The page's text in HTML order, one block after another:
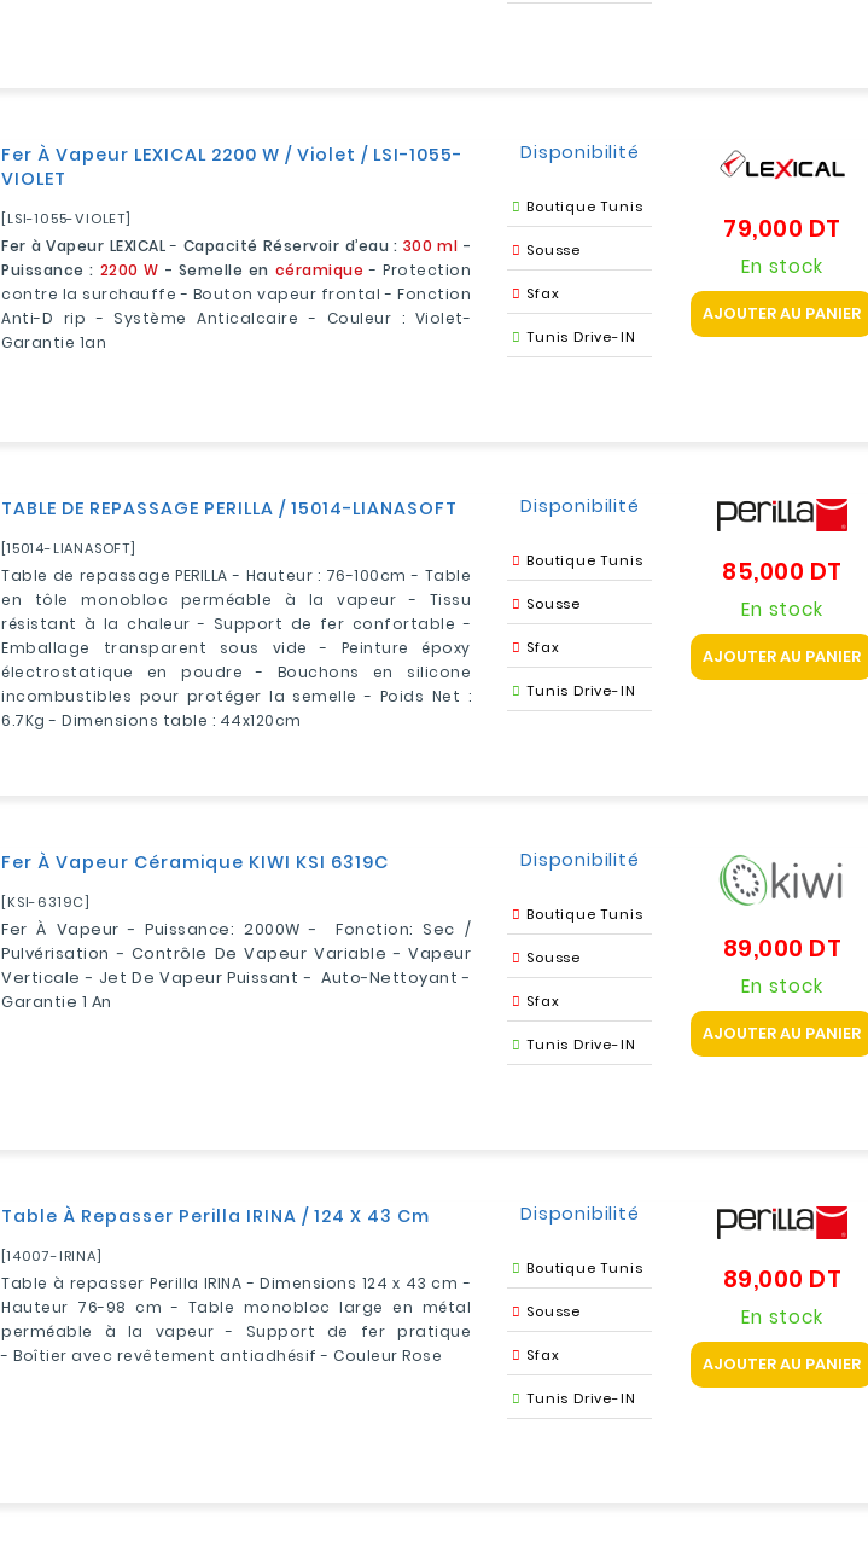
Fer À Vapeur LEXICAL 2200 W / Violet / LSI-1055-
VIOLET
[LSI-1055-VIOLET]
Fer à Vapeur LEXICAL- Capacité Réservoir d’eau : 300 ml -
Puissance : 2200 W - Semelle en céramique - Protection
contre la surchauffe - Bouton vapeur frontal - Fonction
Anti-D rip - Système Anticalcaire - Couleur : Violet-
Garantie 1an
Disponibilité
Boutique Tunis
Sousse
Sfax
Tunis Drive-IN
79,000 DT
En stock
AJOUTER AU PANIER
TABLE DE REPASSAGE PERILLA / 15014-LIANASOFT
[15014-LIANASOFT]
Table de repassage PERILLA - Hauteur : 76-100cm - Table
en tôle monobloc perméable à la vapeur - Tissu
résistant à la chaleur - Support de fer confortable -
Emballage transparent sous vide - Peinture époxy
électrostatique en poudre - Bouchons en silicone
incombustibles pour protéger la semelle - Poids Net :
6.7Kg - Dimensions table : 44x120cm
Disponibilité
Boutique Tunis
Sousse
Sfax
Tunis Drive-IN
85,000 DT
En stock
AJOUTER AU PANIER
Fer À Vapeur Céramique KIWI KSI 6319C
[KSI-6319C]
Fer À Vapeur - Puissance: 2000W - Fonction: Sec /
Pulvérisation - Contrôle De Vapeur Variable - Vapeur
Verticale - Jet De Vapeur Puissant - Auto-Nettoyant -
Garantie 1 An
Disponibilité
Boutique Tunis
Sousse
Sfax
Tunis Drive-IN
89,000 DT
En stock
AJOUTER AU PANIER
Table À Repasser Perilla IRINA / 124 X 43 Cm
[14007-IRINA]
Table à repasser Perilla IRINA - Dimensions 124 x 43 cm -
Hauteur 76-98 cm - Table monobloc large en métal
perméable à la vapeur - Support de fer pratique
- Boîtier avec revêtement antiadhésif - Couleur Rose
Disponibilité
Boutique Tunis
Sousse
Sfax
Tunis Drive-IN
89,000 DT
En stock
AJOUTER AU PANIER